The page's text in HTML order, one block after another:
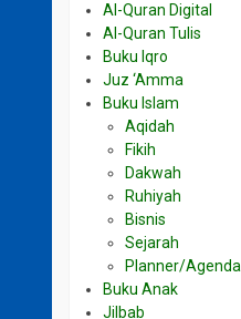
Al-Quran Digital
Al-Quran Tulis
Buku Iqro
Juz ‘Amma
Buku Islam
Aqidah
Fikih
Dakwah
Ruhiyah
Bisnis
Sejarah
Planner/Agenda
Buku Anak
Jilbab